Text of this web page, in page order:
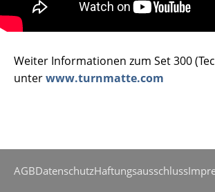
Weiter Informationen zum Set 300
unterwww.turnmatte.com
AGBDatenschutzHaftungsausschluss